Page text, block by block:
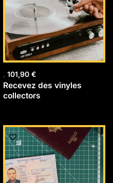
101,90 €
Recevez des vinyles
collectors